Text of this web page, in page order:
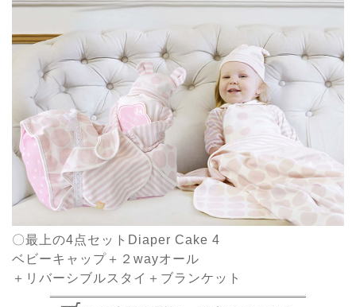
〇最上の4点セットDiaper Cake 4
ベビーキャップ＋２wayオール
＋リバーシブルスタイ＋ブランケット